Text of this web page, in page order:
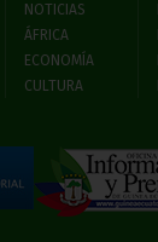
NOTICIAS
ÁFRICA
ECONOMÍA
CULTURA